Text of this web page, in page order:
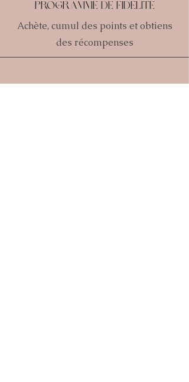
Programme de fidélité
Achète, cumul des points et obtiens
des récompenses